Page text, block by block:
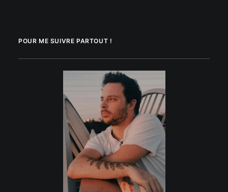
POUR ME SUIVRE PARTOUT !